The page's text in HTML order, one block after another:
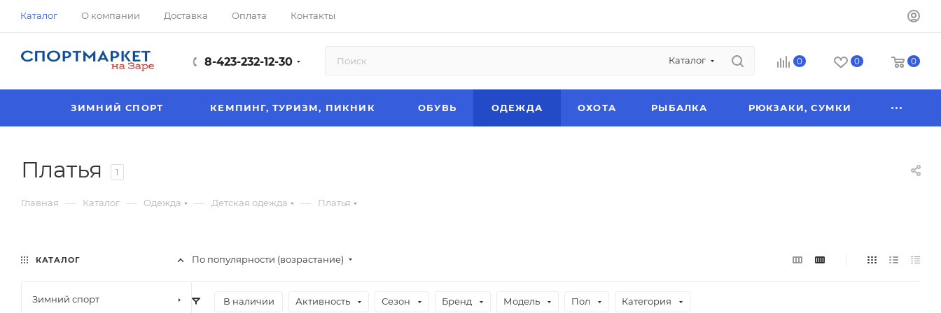
Каталог О компании Доставка Оплата Контакты
8-423-232-12-30 Каталог 0 0 0
ЗИМНИЙ СПОРТ КЕМПИНГ, ТУРИЗМ, ПИКНИК ОБУВЬ ОДЕЖДА ОХОТА РЫБАЛКА РЮКЗАКИ, СУМКИ
Платья 1
Главная — Каталог — Одежда — Детская одежда — Платья
По популярности (возрастание)
В наличии Активность Сезон Бренд Модель Пол Категория
КАТАЛОГ
Зимний спорт